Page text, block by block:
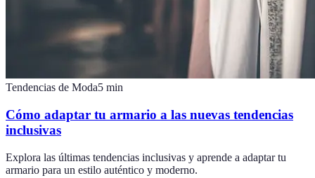
Tendencias de Moda5 min
Cómo adaptar tu armario a las nuevas tendencias
inclusivas
Explora las últimas tendencias inclusivas y aprende a adaptar tu
armario para un estilo auténtico y moderno.